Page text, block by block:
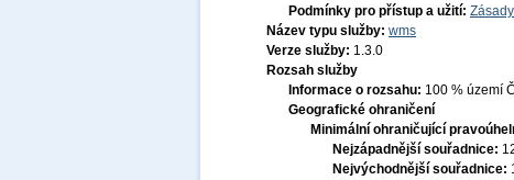
Podmínky pro přístup a užití:
Název typu služby: wms
Verze služby: 1.3.0
Rozsah služby
Informace o rozsahu: 100 % území
Geografické ohraničení
Minimální ohraničující
Nejzápadnější souřadnice:
Nejvýchodnější souřadnice: